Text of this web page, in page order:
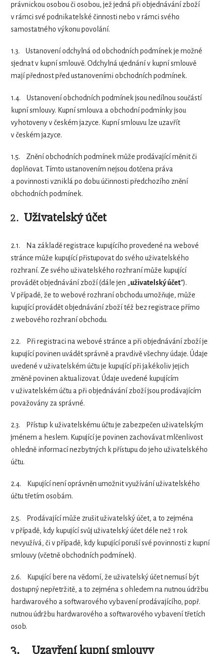
právnickou osobou či osobou, jež jedná při objednávání zboží
v rámci své podnikatelské činnosti nebo v rámci svého
samostatného výkonu povolání.
1.3.
Ustanovení odchylná od obchodních podmínek je možné
sjednat v kupní smlouvě. Odchylná ujednání v kupní smlouvě
mají přednost před ustanoveními obchodních podmínek.
1.4.
Ustanovení obchodních podmínek jsou nedílnou součástí
kupní smlouvy. Kupní smlouva a obchodní podmínky jsou
vyhotoveny v českém jazyce. Kupní smlouvu lze uzavřít
v českém jazyce.
1.5.
Znění obchodních podmínek může prodávající měnit či
doplňovat. Tímto ustanovením nejsou dotčena práva
a povinnosti vzniklá po dobu účinnosti předchozího znění
obchodních podmínek.
2. Uživatelský účet
2.1.
Na základě registrace kupujícího provedené na webové
stránce může kupující přistupovat do svého uživatelského
rozhraní. Ze svého uživatelského rozhraní může kupující
provádět objednávání zboží (dále jen „uživatelský účet“).
V případě, že to webové rozhraní obchodu umožňuje, může
kupující provádět objednávání zboží též bez registrace přímo
z webového rozhraní obchodu.
2.2.
Při registraci na webové stránce a při objednávání zboží je
kupující povinen uvádět správně a pravdivě všechny údaje. Údaje
uvedené v uživatelském účtu je kupující při jakékoliv jejich
změně povinen aktualizovat. Údaje uvedené kupujícím
v uživatelském účtu a při objednávání zboží jsou prodávajícím
považovány za správné.
2.3.
Přístup k uživatelskému účtu je zabezpečen uživatelským
jménem a heslem. Kupující je povinen zachovávat mlčenlivost
ohledně informací nezbytných k přístupu do jeho uživatelského
účtu.
2.4.
Kupující není oprávněn umožnit využívání uživatelského
účtu třetím osobám.
2.5.
Prodávající může zrušit uživatelský účet, a to zejména
v případě, kdy kupující svůj uživatelský účet déle než 1 rok
nevyužívá, či v případě, kdy kupující poruší své povinnosti z kupní
smlouvy (včetně obchodních podmínek).
2.6.
Kupující bere na vědomí, že uživatelský účet nemusí být
dostupný nepřetržitě, a to zejména s ohledem na nutnou údržbu
hardwarového a softwarového vybavení prodávajícího, popř.
nutnou údržbu hardwarového a softwarového vybavení třetích
osob.
3. Uzavření kupní smlouvy